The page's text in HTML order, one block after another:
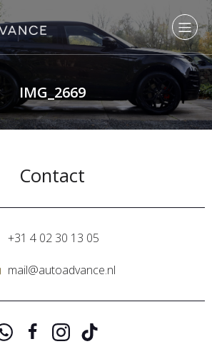
IMG_2669
Contact
+31 4 02 30 13 05
mail@autoadvance.nl